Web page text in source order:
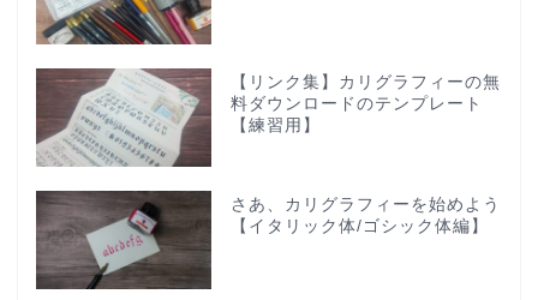
【リンク集】カリグラフィーの無
料ダウンロードのテンプレート
【練習用】
さあ、カリグラフィーを始めよう
【イタリック体/ゴシック体編】